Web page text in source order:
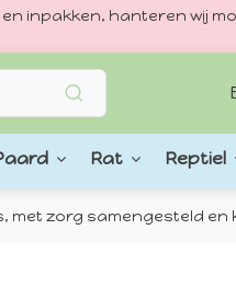
inpakken, hanteren wij
Rat Reptiel
met zorg samengesteld en